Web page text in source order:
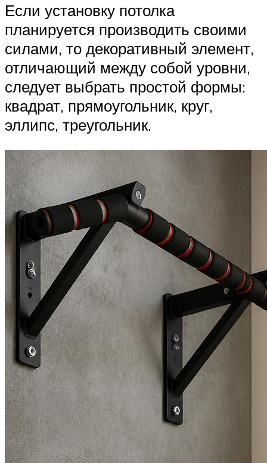
Если установку потолка
планируется производить своими
силами, то декоративный элемент,
отличающий между собой уровни,
следует выбрать простой формы:
квадрат, прямоугольник, круг,
эллипс, треугольник.